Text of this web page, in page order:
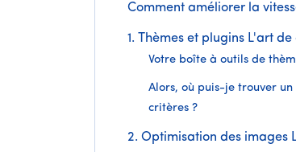
Comment améliorer la
1. Thèmes et plugins L'art
Votre boîte à outils de
Alors, où puis-je trouver
critères ?
2. Optimisation des images